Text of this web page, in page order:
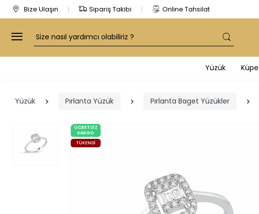
Bize Ulaşın Sipariş Takibi Online Tahsilat
Arama
Yüzük Küpe
Yüzük Pırlanta Yüzük Pırlanta Baget Yüzükler
ÜCRETSIZ
KARGO
TÜKENDI